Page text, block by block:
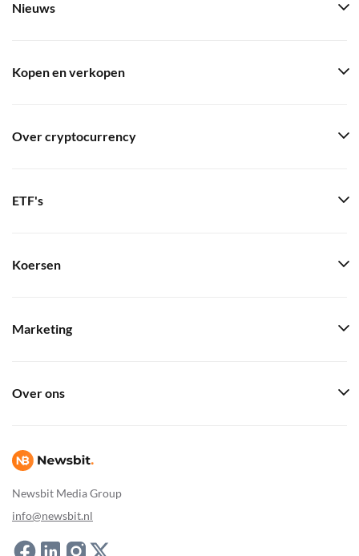
Newsbit Media Group
info@newsbit.nl
Nieuws
Kopen en verkopen
Over cryptocurrency
ETF's
Koersen
Marketing
Over ons